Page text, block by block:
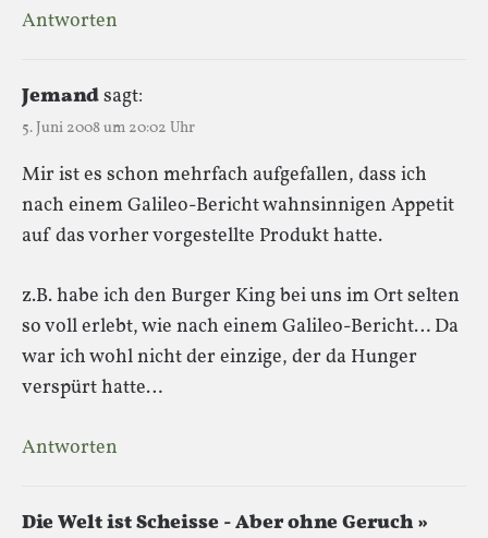
Antworten
Jemandsagt:
5. Juni 2008 um 20:02 Uhr
Mir ist es schon mehrfach aufgefallen, dass ich
nach einem Galileo-Bericht wahnsinnigen Appetit
auf das vorher vorgestellte Produkt hatte.
z.B. habe ich den Burger King bei uns im Ort selten
so voll erlebt, wie nach einem Galileo-Bericht… Da
war ich wohl nicht der einzige, der da Hunger
verspürt hatte…
Antworten
Die Welt ist Scheisse - Aber ohne Geruch »